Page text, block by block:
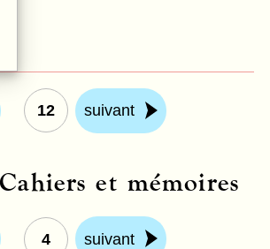
12 suivant
et mémoires
4 suivant